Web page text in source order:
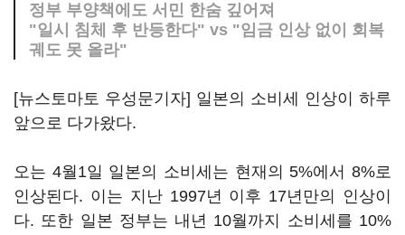
정부 부양책에도 서민 한숨 깊어져
"일시 침체 후 반등한다" vs "임금 인상 없이 회복
궤도 못 올라"
[뉴스토마토 우성문기자] 일본의 소비세 인상이 하루
앞으로 다가왔다.
오는 4월1일 일본의 소비세는 현재의 5%에서 8%로
인상된다. 이는 지난 1997년 이후 17년만의 인상이
다. 또한 일본 정부는 내년 10월까지 소비세를 10%